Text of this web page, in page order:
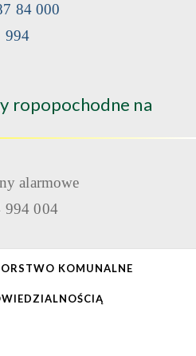
84 000
994
ropopochodne na
alarmowe
994 004
KOMUNALNE